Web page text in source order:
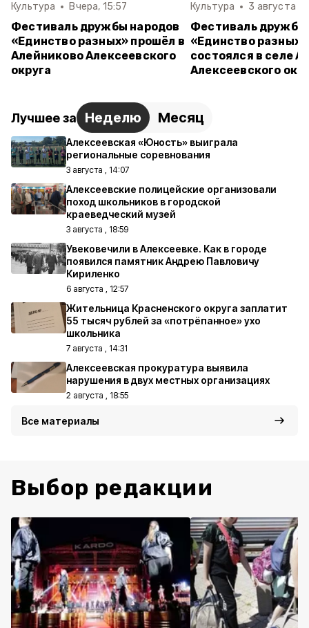
Культура Вчера, 15:57
Фестиваль дружбы народов
«Единство разных» прошёл в
Алейниково Алексеевского
округа
Культура 3 августа ,
Фестиваль дружбы
«Единство разных»
состоялся в селе
Алексеевского
Лучшее за Неделю Месяц
Алексеевская «Юность» выиграла
региональные соревнования
3 августа , 14:07
Алексеевские полицейские организовали
поход школьников в городской
краеведческий музей
3 августа , 18:59
Увековечили в Алексеевке. Как в городе
появился памятник Андрею Павловичу
Кириленко
6 августа , 12:57
Жительница Красненского округа заплатит
55 тысяч рублей за «потрёпанное» ухо
школьника
7 августа , 14:31
Алексеевская прокуратура выявила
нарушения в двух местных организациях
2 августа , 18:55
Все материалы
Выбор редакции